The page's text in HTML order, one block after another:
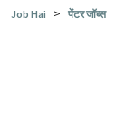
Job Hai > पेंटर जॉब्स